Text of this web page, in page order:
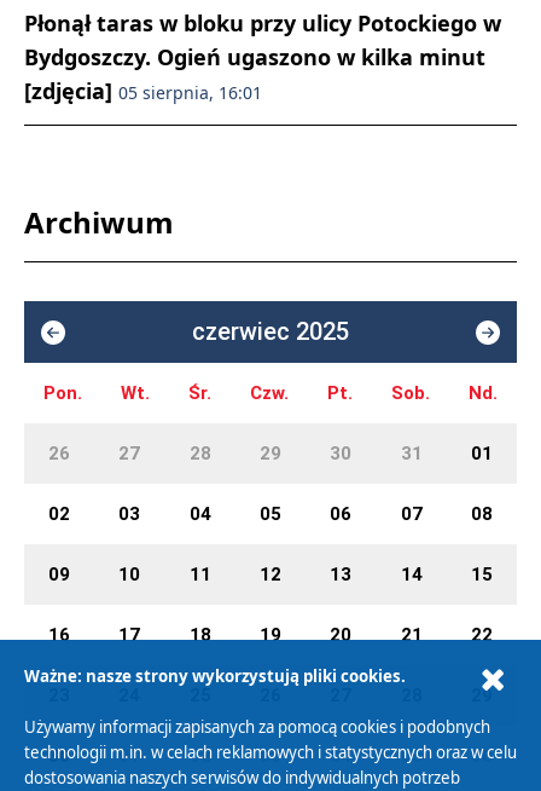
Płonął taras w bloku przy ulicy Potockiego w
Bydgoszczy. Ogień ugaszono w kilka minut
[zdjęcia] 05 sierpnia, 16:01
Archiwum
czerwiec 2025
Pon. Wt. Śr. Czw. Pt. Sob. Nd.
26 27 28 29 30 31 01
02 03 04 05 06 07 08
09 10 11 12 13 14 15
16 17 18 19 20 21 22
29
30 01 02 03 04 05 06
Ważne: nasze strony wykorzystują pliki cookies.
Używamy informacji zapisanych za pomocą cookies i podobnych
technologii m.in. w celach reklamowych i statystycznych oraz w celu
dostosowania naszych serwisów do indywidualnych potrzeb